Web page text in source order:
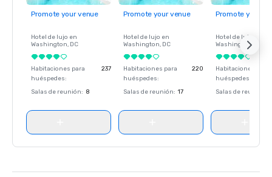
Promote your venue
Hotel de lujo en
Washington, DC
Habitaciones para
huéspedes:
237
Salas de reunión: 8
Promote your venue
Hotel de lujo en
Washington, DC
Habitaciones para
huéspedes:
220
Salas de reunión: 17
Promote your
Hotel de lujo en
Washington
Habitaciones para
huéspedes
Salas de reunión